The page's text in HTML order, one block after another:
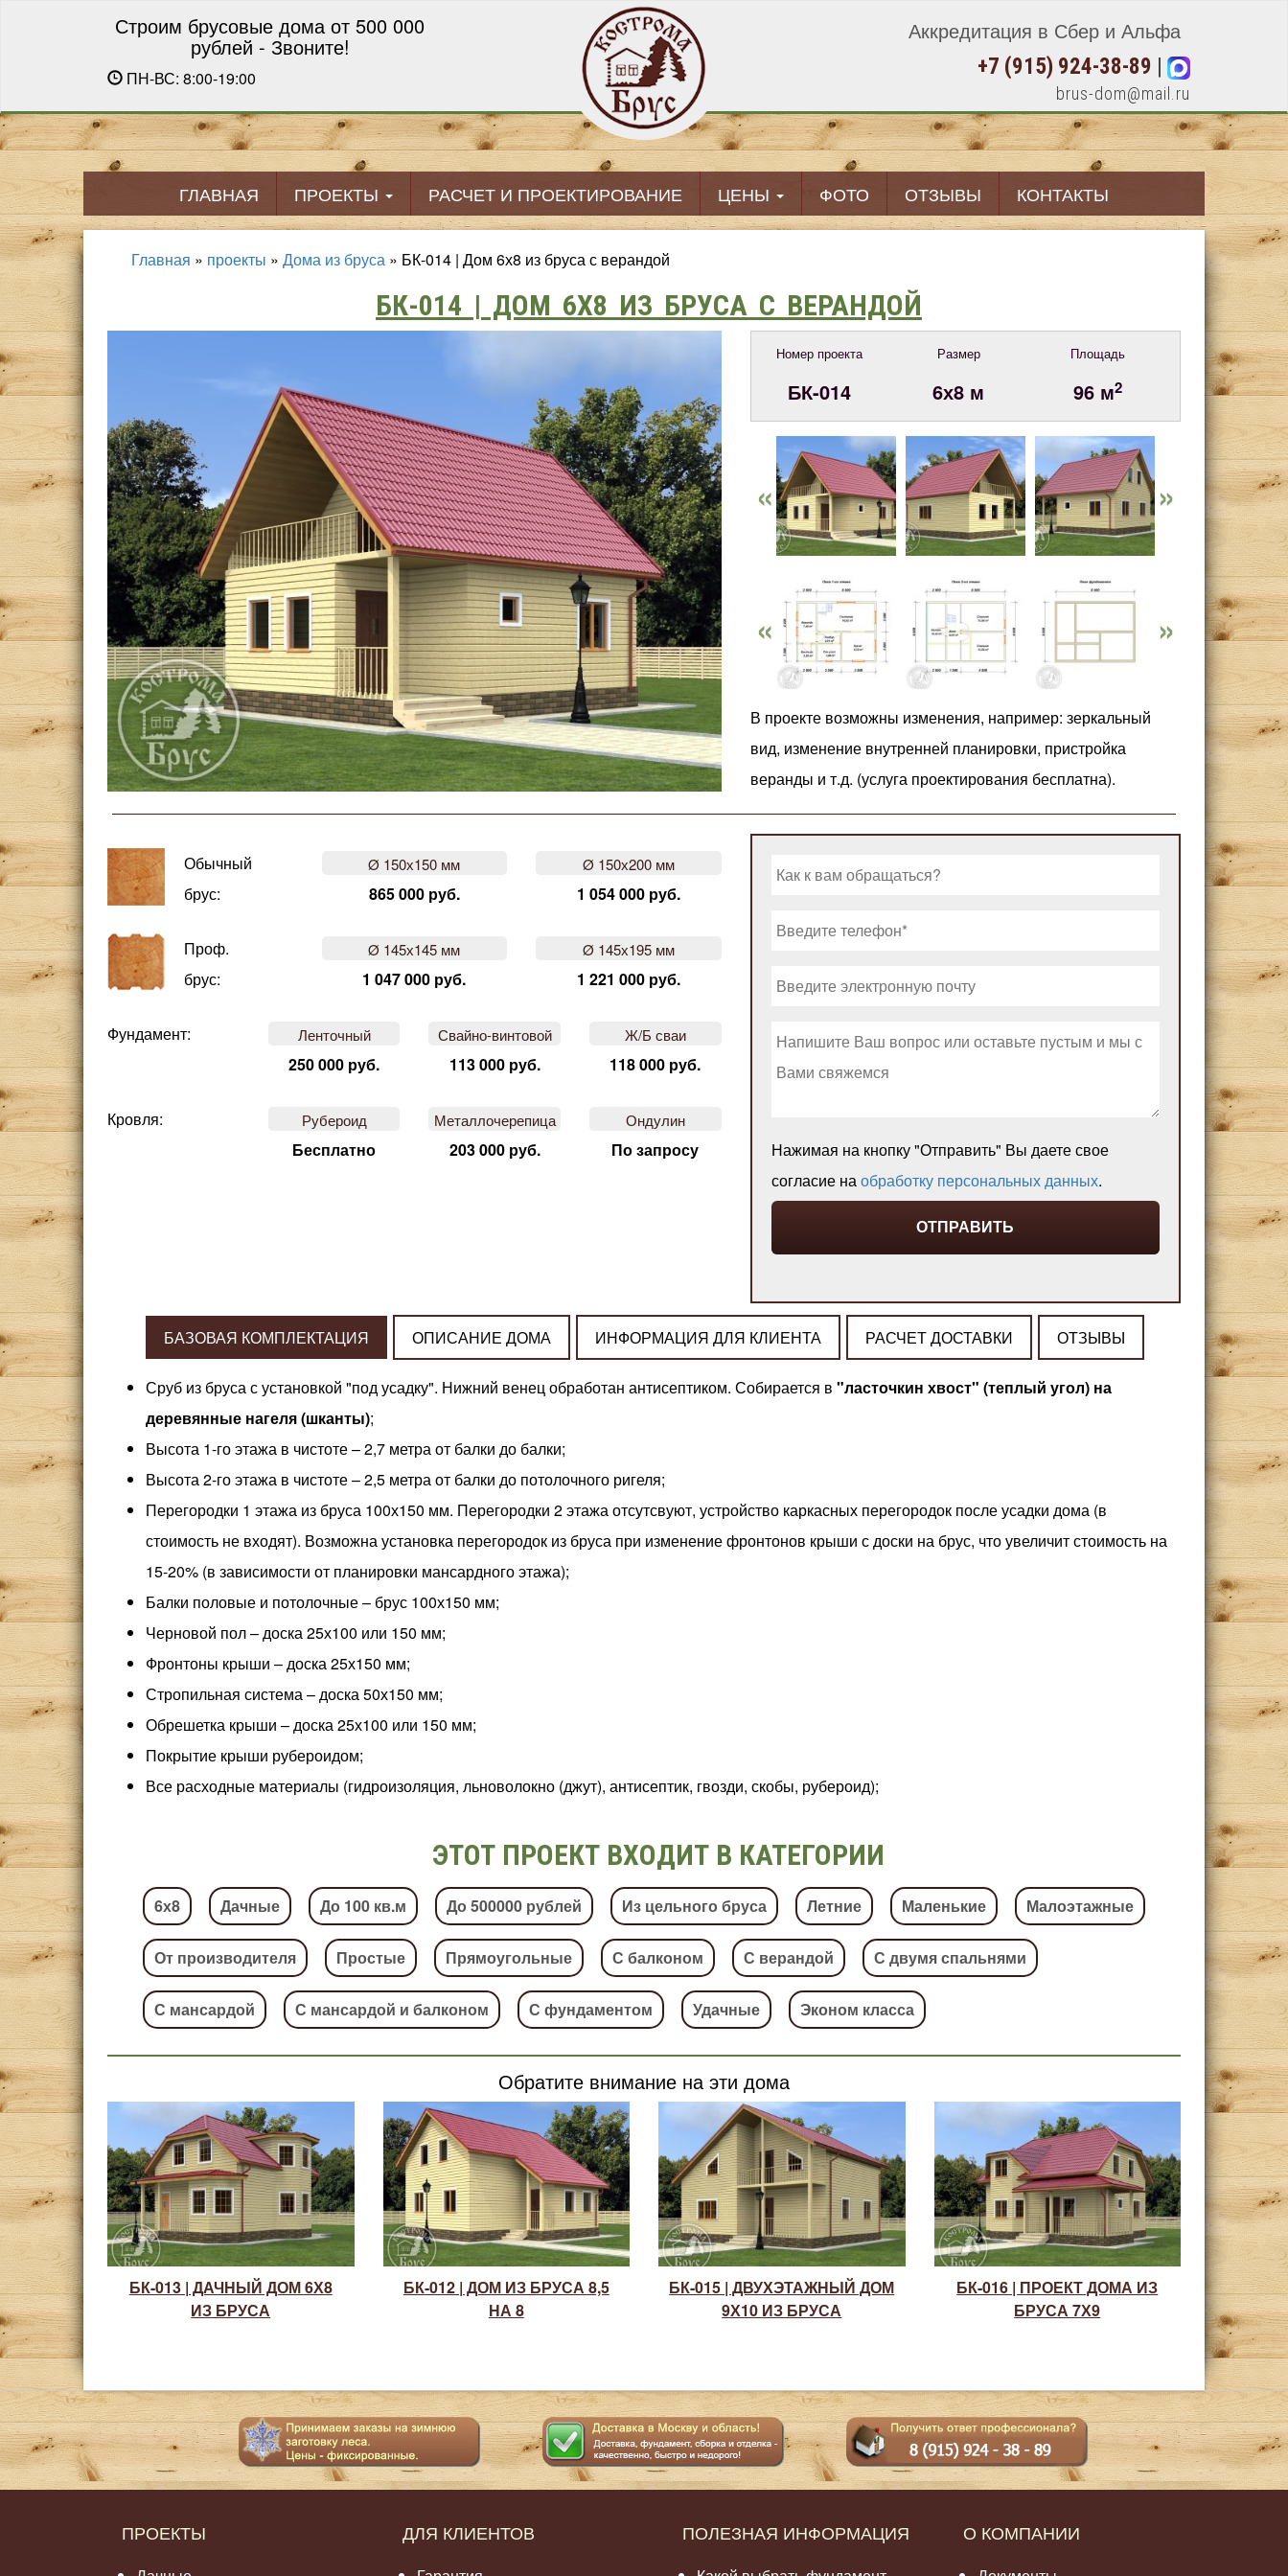
Строим брусовые дома от 500 000
рублей - Звоните!
ПН-ВС: 8:00-19:00
Аккредитация в Сбер и Альфа
+7 (915) 924-38-89
brus-dom@mail.ru
ГЛАВНАЯ ПРОЕКТЫ РАСЧЕТ И ПРОЕКТИРОВАНИЕ ЦЕНЫ ФОТО ОТЗЫВЫ КОНТАКТЫ
Главная » проекты » Дома из бруса » БК-014 | Дом 6х8 из бруса с верандой
БК-014 | ДОМ 6Х8 ИЗ БРУСА С ВЕРАНДОЙ
Номер проекта
БК-014
Размер
6х8 м
Площадь
96 м2
В проекте возможны изменения, например: зеркальный
вид, изменение внутренней планировки, пристройка
веранды и т.д. (услуга проектирования бесплатна).
Обычный
брус:
Ø 150х150 мм
865 000 руб.
Ø 150х200 мм
1 054 000 руб.
Проф.
брус:
Ø 145х145 мм
1 047 000 руб.
Ø 145х195 мм
1 221 000 руб.
Фундамент: Ленточный
250 000 руб.
Свайно-винтовой
113 000 руб.
Ж/Б сваи
118 000 руб.
Кровля: Рубероид
Бесплатно
Металлочерепица
203 000 руб.
Ондулин
По запросу
Нажимая на кнопку "Отправить" Вы даете свое
согласие наобработку персональных данных.
БАЗОВАЯ КОМПЛЕКТАЦИЯ ОПИСАНИЕ ДОМА ИНФОРМАЦИЯ ДЛЯ КЛИЕНТА РАСЧЕТ ДОСТАВКИ ОТЗЫВЫ
Сруб из бруса с установкой "под усадку". Нижний венец обработан антисептиком. Собирается в "ласточкин хвост" (теплый угол) на
деревянные нагеля (шканты);
Высота 1-го этажа в чистоте – 2,7 метра от балки до балки;
Высота 2-го этажа в чистоте – 2,5 метра от балки до потолочного ригеля;
Перегородки 1 этажа из бруса 100х150 мм. Перегородки 2 этажа отсутсвуют, устройство каркасных перегородок после усадки дома (в
стоимость не входят). Возможна установка перегородок из бруса при изменение фронтонов крыши с доски на брус, что увеличит стоимость на
15-20% (в зависимости от планировки мансардного этажа);
Балки половые и потолочные – брус 100х150 мм;
Черновой пол – доска 25х100 или 150 мм;
Фронтоны крыши – доска 25х150 мм;
Стропильная система – доска 50х150 мм;
Обрешетка крыши – доска 25х100 или 150 мм;
Покрытие крыши рубероидом;
Все расходные материалы (гидроизоляция, льноволокно (джут), антисептик, гвозди, скобы, рубероид);
ЭТОТ ПРОЕКТ ВХОДИТ В КАТЕГОРИИ
6х8 Дачные До 100 кв.м До 500000 рублей Из цельного бруса Летние Маленькие Малоэтажные
От производителя Простые Прямоугольные С балконом С верандой С двумя спальнями
С мансардой С мансардой и балконом С фундаментом Удачные Эконом класса
Обратите внимание на эти дома
БК-013 | ДАЧНЫЙ ДОМ 6Х8
ИЗ БРУСА
БК-012 | ДОМ ИЗ БРУСА 8,5
НА 8
БК-015 | ДВУХЭТАЖНЫЙ ДОМ
9Х10 ИЗ БРУСА
БК-016 | ПРОЕКТ ДОМА ИЗ
БРУСА 7Х9
ПРОЕКТЫ ДЛЯ КЛИЕНТОВ ПОЛЕЗНАЯ ИНФОРМАЦИЯ О КОМПАНИИ